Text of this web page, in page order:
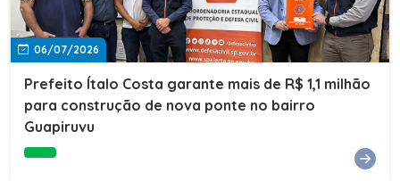
06/07/2026
Prefeito Ítalo Costa garante mais de R$ 1,1 milhão
para construção de nova ponte no bairro
Guapiruvu